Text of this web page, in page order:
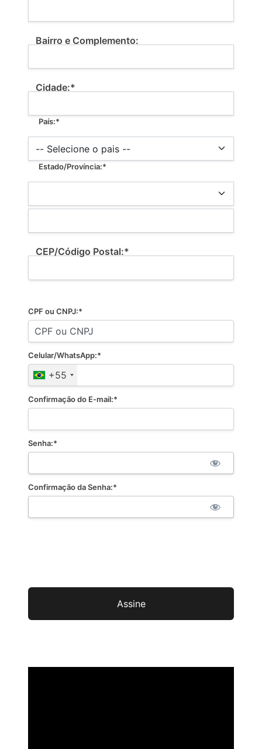
Bairro e Complemento:
Cidade:*
País:*
Estado/Província:*
CEP/Código Postal:*
CPF ou CNPJ:*
Celular/WhatsApp:*
+55
Confirmação do E-mail:*
Senha:*
Confirmação da Senha:*
Não val